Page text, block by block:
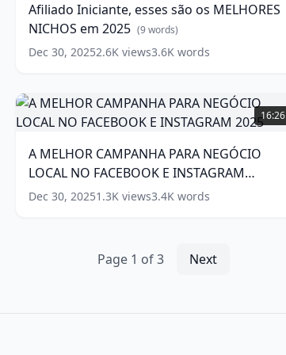
(13
words)
os
MELHORES
NICHOS
em
words)
Afiliado Iniciante, esses são os MELHORES
NICHOS em 2025 (9words)
Dec 30, 20252.6K views3.6K words
A
MELHOR
CAMPANHA
NEGÓCIO
LOCAL
NO
FACEBOOK
16:26
A MELHOR CAMPANHA PARA NEGÓCIO
LOCAL NO FACEBOOK E INSTAGRAM
2025 ( 11words)
Dec 30, 20251.3K views3.4K words
Page 1 of3 Next